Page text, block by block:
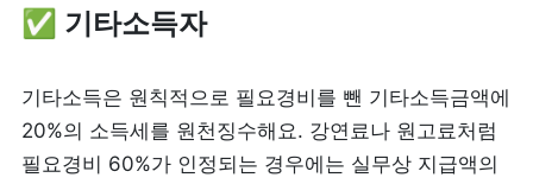
✅ 기타소득자
기타소득은 원칙적으로 필요경비를 뺀 기타소득금액에
20%의 소득세를 원천징수해요. 강연료나 원고료처럼
필요경비 60%가 인정되는 경우에는 실무상 지급액의